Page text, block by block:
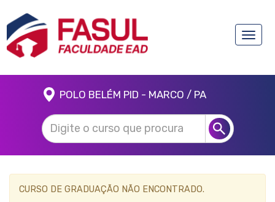
Toggle
POLO BELÉM PID - MARCO / PA
CURSO DE GRADUAÇÃO NÃO ENCONTRADO.